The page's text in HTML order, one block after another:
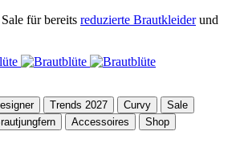
für bereits reduzierte Brautkleiderund
Trends 2027 Curvy
Sale
Accessoires Shop